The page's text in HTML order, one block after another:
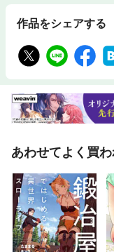
作品をシェアする
あわせてよく買